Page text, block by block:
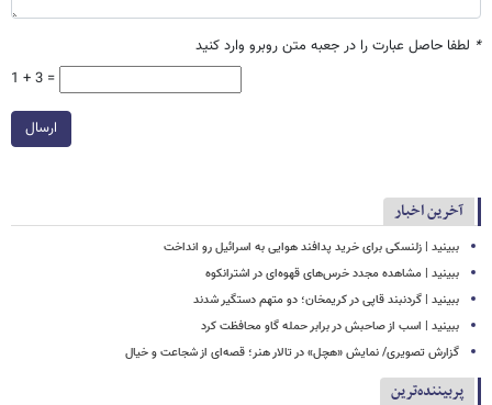
* لطفا حاصل عبارت را در جعبه متن روبرو وارد کنید
1 + 3 =
ارسال
آخرین اخبار
ببینید | زلنسکی برای خرید پدافند هوایی به اسرائیل رو انداخت
ببینید | مشاهده مجدد خرس‌های قهوه‌ای در اشترانکوه
ببینید | گردنبند قاپی در کریمخان؛ دو متهم دستگیر شدند
ببینید | اسب از صاحبش در برابر حمله گاو محافظت کرد
گزارش تصویری/ نمایش «هچل» در تالار هنر؛ قصه‌ای از شجاعت و خیال
پربیننده‌ترین